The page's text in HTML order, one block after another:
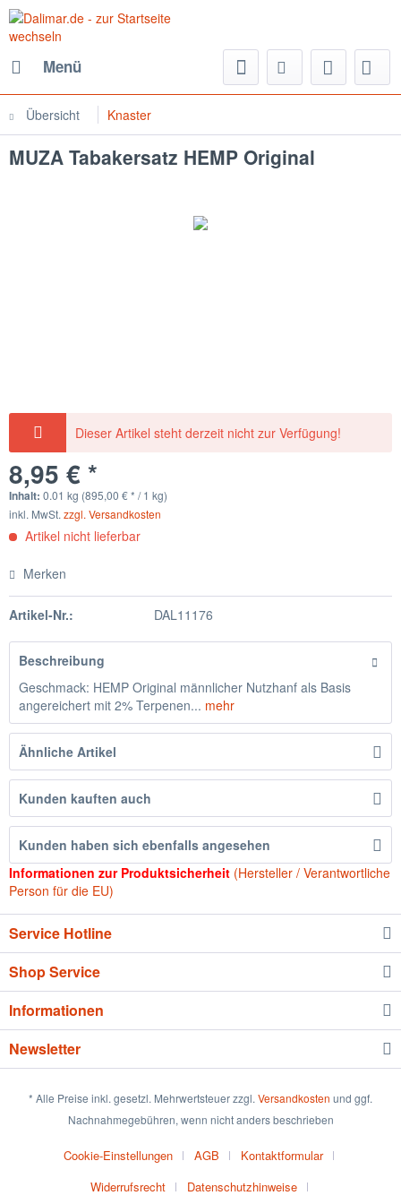
Menü
Übersicht Knaster
MUZA Tabakersatz HEMP Original
Dieser Artikel steht derzeit nicht zur Verfügung!
8,95 € *
Inhalt: 0.01 kg (895,00 € * / 1 kg)
inkl. MwSt. zzgl. Versandkosten
Artikel nicht lieferbar
Merken
Artikel-Nr.: DAL11176
Beschreibung
Geschmack: HEMP Original männlicher Nutzhanf als Basis
angereichert mit 2% Terpenen... mehr
Ähnliche Artikel
Kunden kauften auch
Kunden haben sich ebenfalls angesehen
Informationen zur Produktsicherheit (Hersteller / Verantwortliche
Person für die EU)
Service Hotline
Shop Service
Informationen
Newsletter
* Alle Preise inkl. gesetzl. Mehrwertsteuer zzgl. Versandkosten und ggf.
Nachnahmegebühren, wenn nicht anders beschrieben
Cookie-Einstellungen AGB
Kontaktformular
Widerrufsrecht
Datenschutzhinweise